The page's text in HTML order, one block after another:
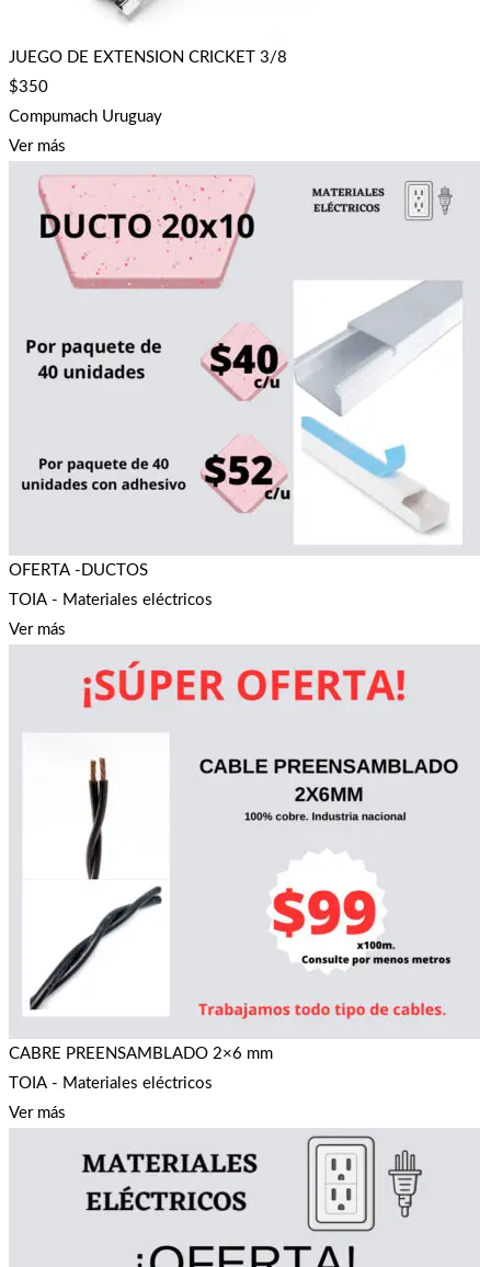
JUEGO DE EXTENSION CRICKET 3/8
$350
Compumach Uruguay
Ver más
OFERTA -DUCTOS
TOIA - Materiales eléctricos
Ver más
CABRE PREENSAMBLADO 2×6 mm
TOIA - Materiales eléctricos
Ver más